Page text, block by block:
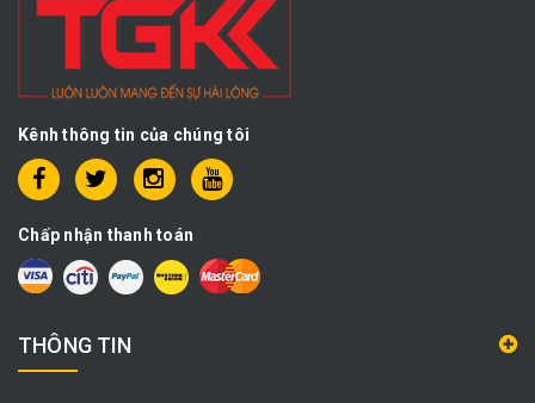
Kênh thông tin của chúng tôi
Chấp nhận thanh toán
THÔNG TIN